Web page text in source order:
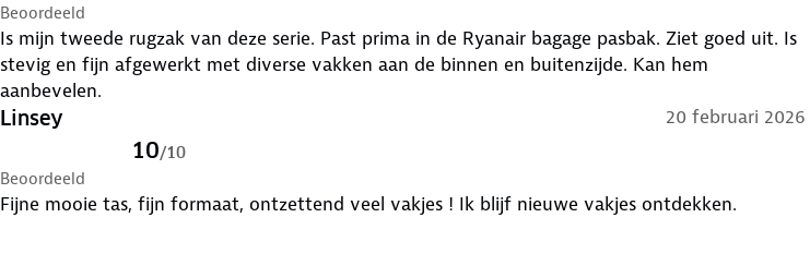
Beoordeeld
Is mijn tweede rugzak van deze serie. Past prima in de Ryanair bagage pasbak. Ziet goed uit. Is
stevig en fijn afgewerkt met diverse vakken aan de binnen en buitenzijde. Kan hem
aanbevelen.
Linsey 20 februari 2026
10/10
Beoordeeld
Fijne mooie tas, fijn formaat, ontzettend veel vakjes ! Ik blijf nieuwe vakjes ontdekken.